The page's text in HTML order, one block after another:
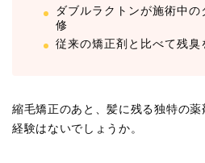
ダブルラクトンが施術中
修
従来の矯正剤と比べて残臭
縮毛矯正のあと、髪に残る独特の
経験はないでしょうか。